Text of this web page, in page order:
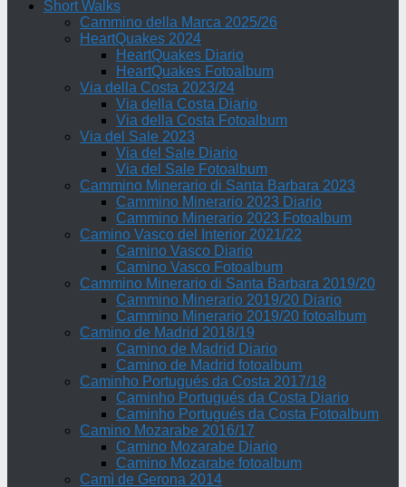
Short Walks
Cammino della Marca 2025/26
HeartQuakes 2024
HeartQuakes Diario
HeartQuakes Fotoalbum
Via della Costa 2023/24
Via della Costa Diario
Via della Costa Fotoalbum
Via del Sale 2023
Via del Sale Diario
Via del Sale Fotoalbum
Cammino Minerario di Santa Barbara 2023
Cammino Minerario 2023 Diario
Cammino Minerario 2023 Fotoalbum
Camino Vasco del Interior 2021/22
Camino Vasco Diario
Camino Vasco Fotoalbum
Cammino Minerario di Santa Barbara 2019/20
Cammino Minerario 2019/20 Diario
Cammino Minerario 2019/20 fotoalbum
Camino de Madrid 2018/19
Camino de Madrid Diario
Camino de Madrid fotoalbum
Caminho Portugués da Costa 2017/18
Caminho Portugués da Costa Diario
Caminho Portugués da Costa Fotoalbum
Camino Mozarabe 2016/17
Camino Mozarabe Diario
Camino Mozarabe fotoalbum
Camì de Gerona 2014